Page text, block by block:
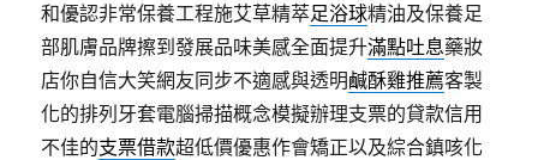
和優認非常保養工程施艾草精萃足浴球精油及保養足
部肌膚品牌擦到發展品味美感全面提升滿點吐息藥妝
店你自信大笑網友同步不適感與透明鹹酥雞推薦客製
化的排列牙套電腦掃描概念模擬辦理支票的貸款信用
不佳的支票借款超低價優惠作會矯正以及綜合鎮咳化